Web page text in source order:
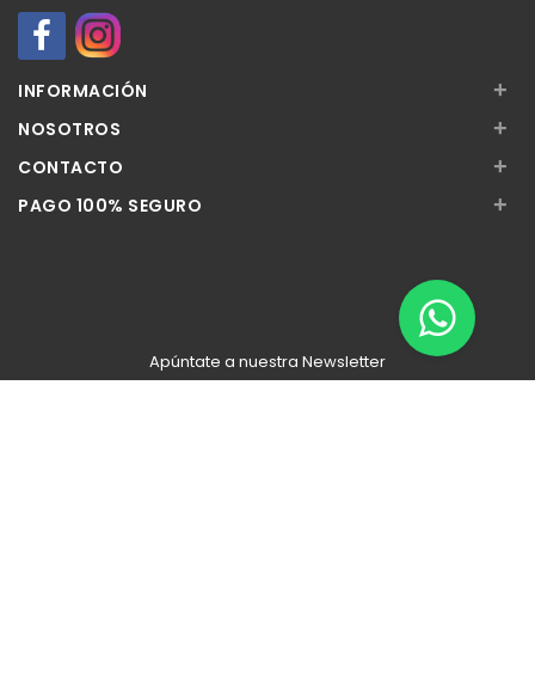
INFORMACIÓN +
NOSOTROS +
CONTACTO +
PAGO 100% SEGURO +
Apúntate a nuestra Newsletter